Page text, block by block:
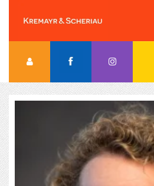
content